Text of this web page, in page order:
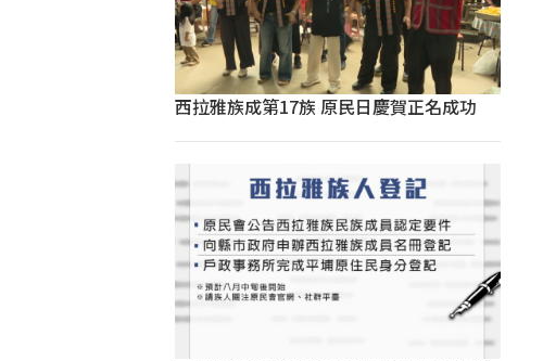
西拉雅族成第17族 原民日慶賀正名成功